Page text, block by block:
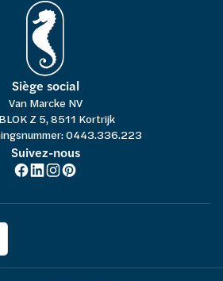
Siège social
Van Marcke NV
Z 5, 8511 Kortrijk
0443.336.223
Suivez-nous